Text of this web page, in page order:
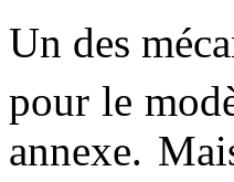
Un des
pour le
annexe.